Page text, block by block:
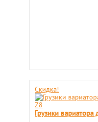
Скидка!
Грузики